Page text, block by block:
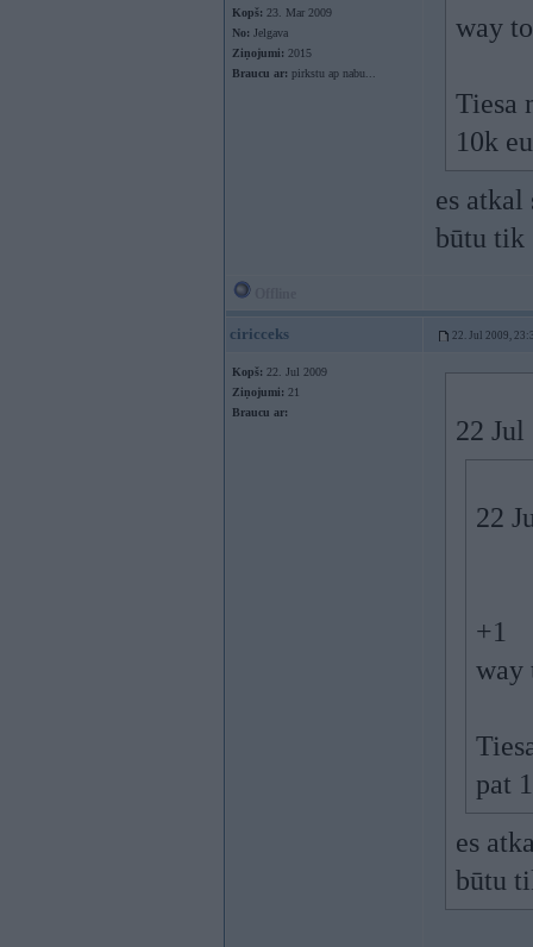
Kopš: 23. Mar 2009
No: Jelgava
Ziņojumi: 2015
Braucu ar: pirkstu ap nabu...
way
Tiesa
10k
es
būtu tik
ciricceks 22. Jul 2009,
Kopš: 22. Jul 2009
Ziņojumi: 21
Braucu ar:
22
22
+1
way
pat
es
būtu